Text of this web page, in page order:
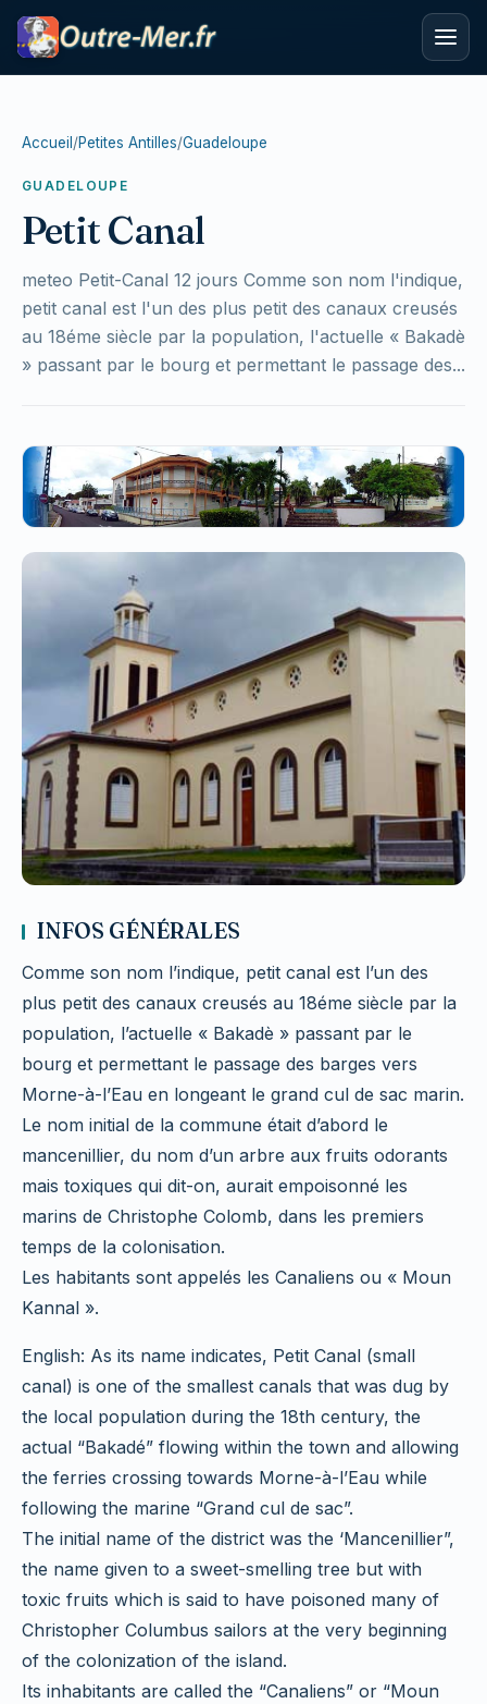
Accueil /Petites Antilles/Guadeloupe
GUADELOUPE
Petit Canal
meteo Petit-Canal 12 jours Comme son nom l'indique,
petit canal est l'un des plus petit des canaux creusés
au 18éme siècle par la population, l'actuelle « Bakadè
» passant par le bourg et permettant le passage des...
INFOS GÉNÉRALES
Comme son nom l’indique, petit canal est l’un des
plus petit des canaux creusés au 18éme siècle par la
population, l’actuelle « Bakadè » passant par le
bourg et permettant le passage des barges vers
Morne-à-l’Eau en longeant le grand cul de sac marin.
Le nom initial de la commune était d’abord le
mancenillier, du nom d’un arbre aux fruits odorants
mais toxiques qui dit-on, aurait empoisonné les
marins de Christophe Colomb, dans les premiers
temps de la colonisation.
Les habitants sont appelés les Canaliens ou « Moun
Kannal ».
English: As its name indicates, Petit Canal (small
canal) is one of the smallest canals that was dug by
the local population during the 18th century, the
actual “Bakadé” flowing within the town and allowing
the ferries crossing towards Morne-à-l’Eau while
following the marine “Grand cul de sac”.
The initial name of the district was the ‘Mancenillier”,
the name given to a sweet-smelling tree but with
toxic fruits which is said to have poisoned many of
Christopher Columbus sailors at the very beginning
of the colonization of the island.
Its inhabitants are called the “Canaliens” or “Moun